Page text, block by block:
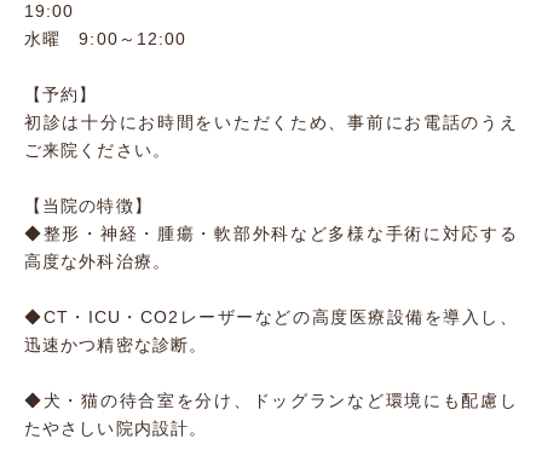
19:00
水曜 9:00～12:00
【予約】
初診は十分にお時間をいただくため、事前にお電話のうえ
ご来院ください。
【当院の特徴】
◆整形・神経・腫瘍・軟部外科など多様な手術に対応する
高度な外科治療。
◆CT・ICU・CO2レーザーなどの高度医療設備を導入し、
迅速かつ精密な診断。
◆犬・猫の待合室を分け、ドッグランなど環境にも配慮し
たやさしい院内設計。